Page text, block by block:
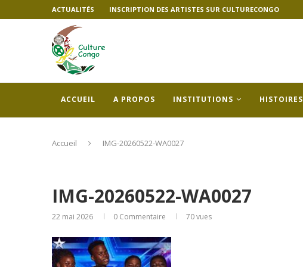
ACTUALITÉS INSCRIPTION DES ARTISTES SUR CULTURECONGO
ACCUEIL A PROPOS INSTITUTIONS HISTOIRES
Accueil IMG-20260522-WA0027
IMG-20260522-WA0027
22 mai 2026 0 Commentaire 70vues